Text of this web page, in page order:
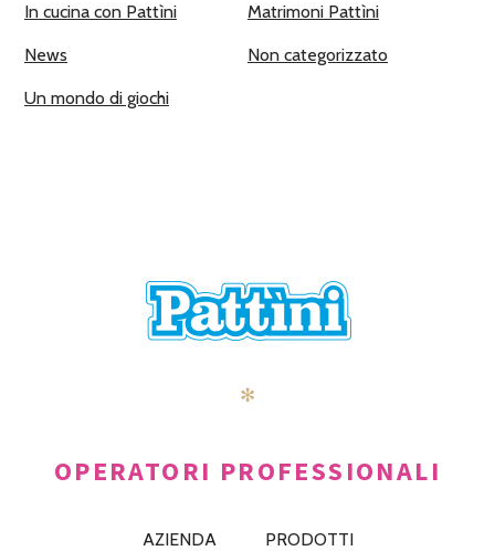
In cucina con Pattìni Matrimoni Pattìni
News Non categorizzato
Un mondo di giochi
✻
OPERATORI PROFESSIONALI
AZIENDA
PRODOTTI